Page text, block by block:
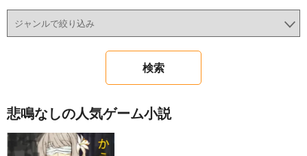
悲鳴なしの人気ゲーム小説